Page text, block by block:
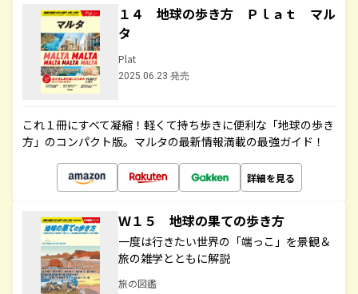
１４ 地球の歩き方 Ｐｌａｔ マル
タ
Plat
2025.06.23 発売
これ１冊にすべて凝縮！軽くて持ち歩きに便利な「地球の歩き
方」のコンパクト版。マルタの最新情報満載の最強ガイド！
詳細を見る
Ｗ１５ 地球の果ての歩き方
一度は行きたい世界の「端っこ」を景観＆
旅の雑学とともに解説
旅の図鑑